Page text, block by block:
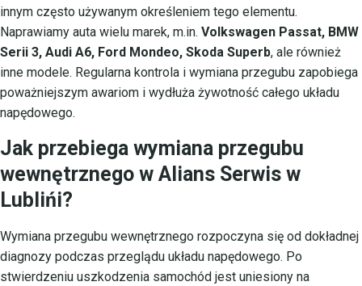
innym często używanym określeniem tego elementu.
Naprawiamy auta wielu marek, m.in. Volkswagen Passat, BMW
Serii 3, Audi A6, Ford Mondeo, Skoda Superb, ale również
inne modele. Regularna kontrola i wymiana przegubu zapobiega
poważniejszym awariom i wydłuża żywotność całego układu
napędowego.
Jak przebiega wymiana przegubu
wewnętrznego w Alians Serwis w
Lublińi?
Wymiana przegubu wewnętrznego rozpoczyna się od dokładnej
diagnozy podczas przeglądu układu napędowego. Po
stwierdzeniu uszkodzenia samochód jest uniesiony na